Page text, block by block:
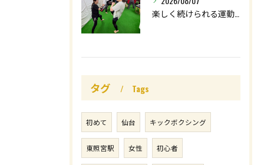
タグ Tags
初めて 仙台 キックボクシング
東照宮駅 女性 初心者